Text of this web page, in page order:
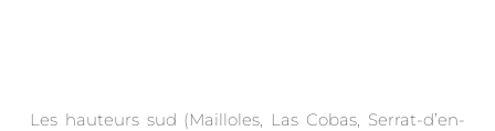
Les hauteurs sud (Mailloles, Las Cobas, Serrat-d’en-